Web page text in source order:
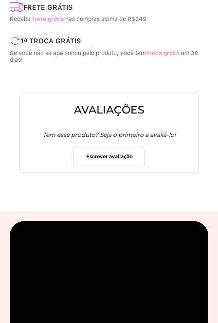
FRETE GRÁTIS
Receba frete grátis nas compras acima de R$249
1ª TROCA GRÁTIS
Se você não se apaixonou pelo produto, você tem troca grátis em 30
dias!
AVALIAÇÕES
Tem esse produto? Seja o primeiro a avaliá-lo!
Escrever avaliação